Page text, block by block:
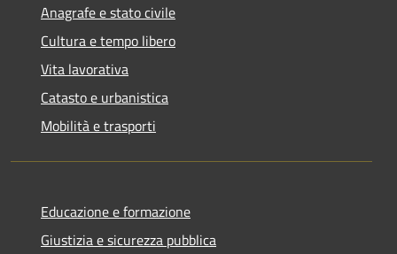
Anagrafe e stato civile
Cultura e tempo libero
Vita lavorativa
Catasto e urbanistica
Mobilità e trasporti
Educazione e formazione
Giustizia e sicurezza pubblica